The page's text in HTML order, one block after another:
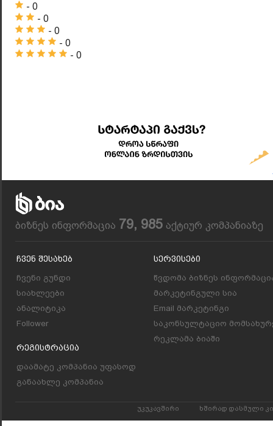
- 0
- 0
- 0
- 0
- 0
ბიზნეს ინფორმაცია 79, 985 აქტიურ კომპანიაზე
Ჩვენ Შესახებ
ჩვენი გუნდი
სიახლეები
ანალიტიკა
Follower
Რეგისტრაცია
დაამატე კომპანია უფასოდ
განაახლე კომპანია
Სერვისები
წვდომა ბიზნეს
მარკეტინგული სია
Email მარკეტინგი
საკონსულტაციო
რეკლამა ბიაში
უკუკავშირი ხშირად დასმული